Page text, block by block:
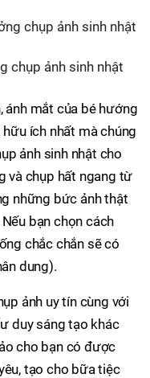
chụp ảnh sinh nhật
ánh mắt của bé hướng
ích nhất mà chúng
ảnh sinh nhật cho
và chụp hất ngang từ
những bức ảnh thật
bạn chọn cách
chắc chắn sẽ có
dung).
ảnh uy tín cùng với
duy sáng tạo khác
cho bạn có được
tạo cho bữa tiệc